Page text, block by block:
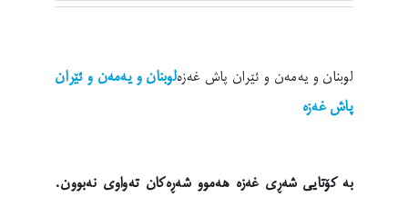
لوبنان و یەمەن و ئێران پاش غەزەلوبنان و یەمەن و ئێران
پاش غەزە
بە کۆتایی شەڕی غەزە هەموو شەڕەکان تەواوی نەبوون.